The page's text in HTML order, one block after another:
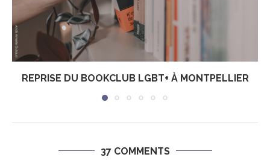
REPRISE DU BOOKCLUB LGBT+ À MONTPELLIER
37 COMMENTS